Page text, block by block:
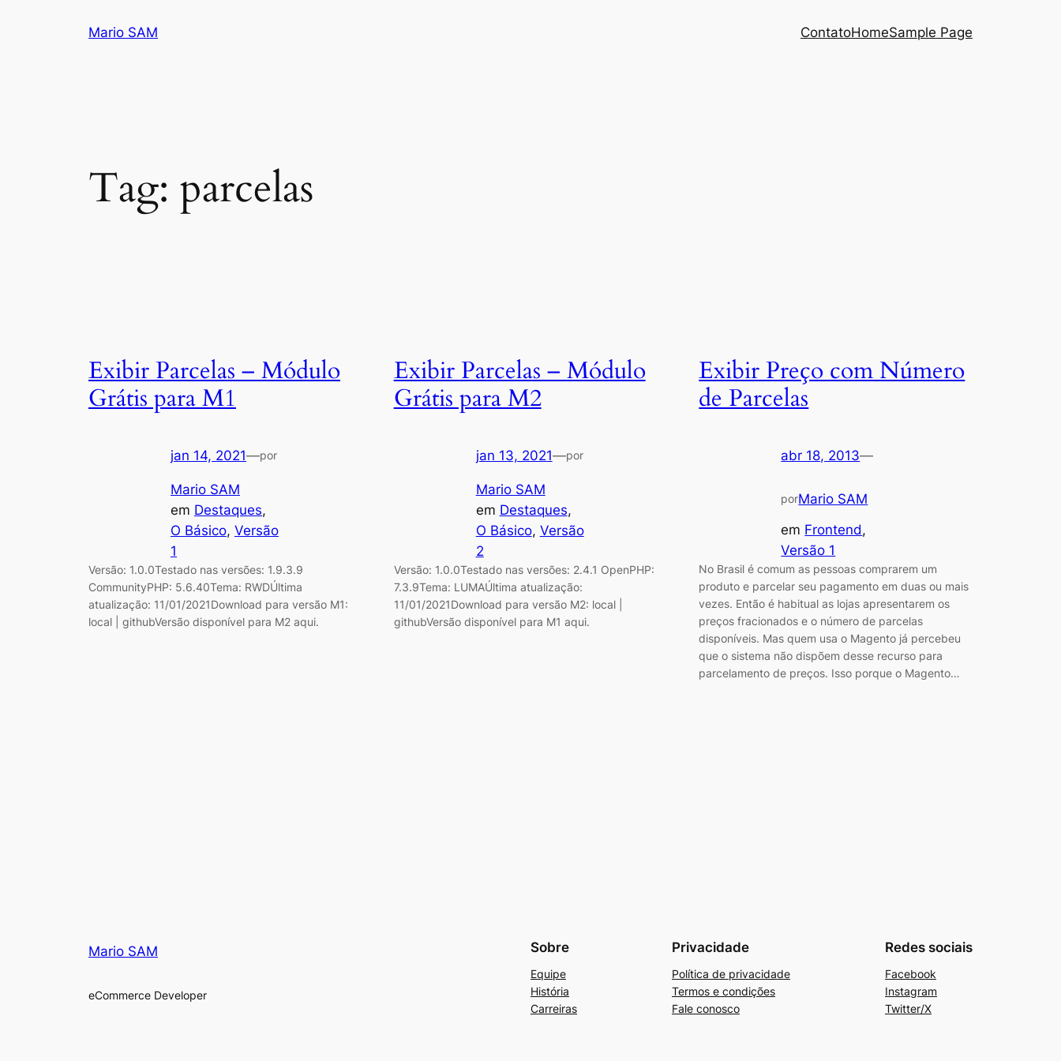
Mario SAM ContatoHomeSample Page
Tag: parcelas
Exibir Parcelas – Módulo
Grátis para M1
jan 14, 2021—por
Mario SAM
em Destaques
O Básico, Versão
1
Versão: 1.0.0Testado nas versões: 1.9.3.9
CommunityPHP: 5.6.40Tema: RWDÚltima
atualização: 11/01/2021Download para versão M1:
local | githubVersão disponível para M2 aqui.
Exibir Parcelas – Módulo
Grátis para M2
jan 13, 2021—por
Mario SAM
em Destaques
O Básico, Versão
2
Versão: 1.0.0Testado nas versões: 2.4.1 OpenPHP:
7.3.9Tema: LUMAÚltima atualização:
11/01/2021Download para versão M2: local |
githubVersão disponível para M1 aqui.
Exibir Preço com Número
de Parcelas
abr 18, 2013—
porMario SAM
em Frontend
Versão 1
No Brasil é comum as pessoas comprarem um
produto e parcelar seu pagamento em duas ou mais
vezes. Então é habitual as lojas apresentarem os
preços fracionados e o número de parcelas
disponíveis. Mas quem usa o Magento já percebeu
que o sistema não dispõem desse recurso para
parcelamento de preços. Isso porque o Magento…
Mario SAM
eCommerce Developer
Sobre
Equipe
História
Carreiras
Privacidade
Política de privacidade
Termos e condições
Fale conosco
Redes sociais
Facebook
Instagram
Twitter/X